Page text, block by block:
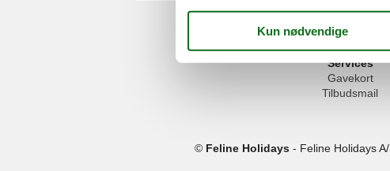
Services
Gavekort
Tilbudsmail
© Feline Holidays- Feline Holidays